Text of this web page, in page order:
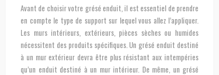
Avant de choisir votre grésé enduit, il est essentiel de prendre
en compte le type de support sur lequel vous allez l’appliquer.
Les murs intérieurs, extérieurs, pièces sèches ou humides
nécessitent des produits spécifiques. Un grésé enduit destiné
à un mur extérieur devra être plus résistant aux intempéries
qu’un enduit destiné à un mur intérieur. De même, un grésé